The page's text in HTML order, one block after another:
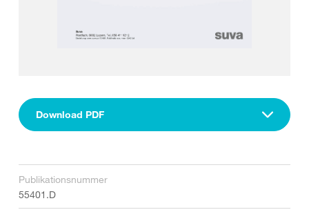
Download PDF
Publikationsnummer
55401.D